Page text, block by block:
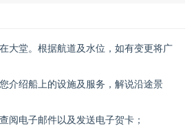
大堂。根据航道及水位，如有变更将广
介绍船上的设施及服务，解说沿途景
阅电子邮件以及发送电子贺卡；